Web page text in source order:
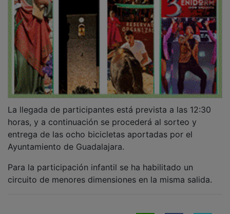
La llegada de participantes está prevista a las 12:30
horas, y a continuación se procederá al sorteo y
entrega de las ocho bicicletas aportadas por el
Ayuntamiento de Guadalajara.
Para la participación infantil se ha habilitado un
circuito de menores dimensiones en la misma salida.